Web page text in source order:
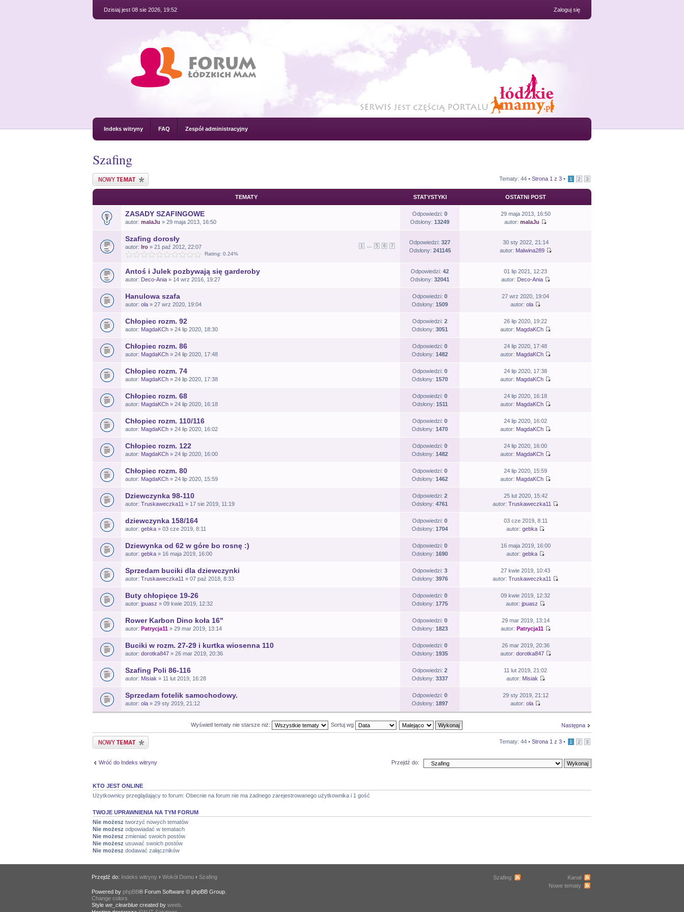
Dzisiaj jest 08 sie 2026, 19:52 Zaloguj się
Indeks witryny FAQ Zespół administracyjny
Szafing
Nowy temat Tematy: 44 • Strona 1 z 3 • 1 2 3
TEMATY STATYSTYKI OSTATNI POST
ZASADY SZAFINGOWE
autor: malaJu » 29 maja 2013, 16:50
Odpowiedzi: 0
Odsłony: 13249
29 maja 2013, 16:50
autor: malaJu
Szafing dorosły
1 5 6 7
autor: Iro » 21 paź 2012, 22:07
Rating: 0.24%
Odpowiedzi: 327
Odsłony: 241145
30 sty 2022, 21:14
autor: Malwina289
Antoś i Julek pozbywają się garderoby
autor: Deco-Ania » 14 wrz 2016, 19:27
Odpowiedzi: 42
Odsłony: 32041
01 lip 2021, 12:23
autor: Deco-Ania
Hanulowa szafa
autor: ola » 27 wrz 2020, 19:04
Odpowiedzi: 0
Odsłony: 1509
27 wrz 2020, 19:04
autor: ola
Chłopiec rozm. 92
autor: MagdaKCh » 24 lip 2020, 18:30
Odpowiedzi: 2
Odsłony: 3051
26 lip 2020, 19:22
autor: MagdaKCh
Chłopiec rozm. 86
autor: MagdaKCh » 24 lip 2020, 17:48
Odpowiedzi: 0
Odsłony: 1482
24 lip 2020, 17:48
autor: MagdaKCh
Chłopiec rozm. 74
autor: MagdaKCh » 24 lip 2020, 17:38
Odpowiedzi: 0
Odsłony: 1570
24 lip 2020, 17:38
autor: MagdaKCh
Chłopiec rozm. 68
autor: MagdaKCh » 24 lip 2020, 16:18
Odpowiedzi: 0
Odsłony: 1511
24 lip 2020, 16:18
autor: MagdaKCh
Chłopiec rozm. 110/116
autor: MagdaKCh » 24 lip 2020, 16:02
Odpowiedzi: 0
Odsłony: 1470
24 lip 2020, 16:02
autor: MagdaKCh
Chłopiec rozm. 122
autor: MagdaKCh » 24 lip 2020, 16:00
Odpowiedzi: 0
Odsłony: 1482
24 lip 2020, 16:00
autor: MagdaKCh
Chłopiec rozm. 80
autor: MagdaKCh » 24 lip 2020, 15:59
Odpowiedzi: 0
Odsłony: 1462
24 lip 2020, 15:59
autor: MagdaKCh
Dziewczynka 98-110
autor: Truskaweczka11 » 17 sie 2019, 11:19
Odpowiedzi: 2
Odsłony: 4761
25 lut 2020, 15:42
autor: Truskaweczka11
dziewczynka 158/164
autor: gebka » 03 cze 2019, 8:11
Odpowiedzi: 0
Odsłony: 1704
03 cze 2019, 8:11
autor: gebka
Dziewynka od 62 w góre bo rosnę :)
autor: gebka » 16 maja 2019, 16:00
Odpowiedzi: 0
Odsłony: 1690
16 maja 2019, 16:00
autor: gebka
Sprzedam buciki dla dziewczynki
autor: Truskaweczka11 » 07 paź 2018, 8:33
Odpowiedzi: 3
Odsłony: 3976
27 kwie 2019, 10:43
autor: Truskaweczka11
Buty chłopięce 19-26
autor: jpuasz » 09 kwie 2019, 12:32
Odpowiedzi: 0
Odsłony: 1775
09 kwie 2019, 12:32
autor: jpuasz
Rower Karbon Dino koła 16"
autor: Patrycja11 » 29 mar 2019, 13:14
Odpowiedzi: 0
Odsłony: 1823
29 mar 2019, 13:14
autor: Patrycja11
Buciki w rozm. 27-29 i kurtka wiosenna 110
autor: dorotka847 » 26 mar 2019, 20:36
Odpowiedzi: 0
Odsłony: 1935
26 mar 2019, 20:36
autor: dorotka847
Szafing Poli 86-116
autor: Misiak » 11 lut 2019, 16:28
Odpowiedzi: 2
Odsłony: 3337
11 lut 2019, 21:02
autor: Misiak
Sprzedam fotelik samochodowy.
autor: ola » 29 sty 2019, 21:12
Odpowiedzi: 0
Odsłony: 1897
29 sty 2019, 21:12
autor: ola
Następna
Wyświetl tematy nie starsze niż: Sortuj wg
Nowy temat Tematy: 44 • Strona 1 z 3 • 1 2 3
Wróć do Indeks witryny Przejdź do:
KTO JEST ONLINE
Użytkownicy przeglądający to forum: Obecnie na forum nie ma żadnego zarejestrowanego użytkownika i 1 gość
TWOJE UPRAWNIENIA NA TYM FORUM
Nie możesz tworzyć nowych tematów
Nie możesz odpowiadać w tematach
Nie możesz zmieniać swoich postów
Nie możesz usuwać swoich postów
Nie możesz dodawać załączników
Przejdź do: Indeks witryny › Wokół Domu› Szafing
Powered by phpBB® Forum Software © phpBB Group.
Change colors
Style we_clearbluecreated by weeb.
Kanał
Nowe tematy
Szafing